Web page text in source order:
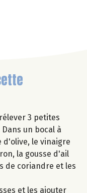
3 petites
un bocal à
le vinaigre
la gousse d'ail
de coriandre et les
et les ajouter